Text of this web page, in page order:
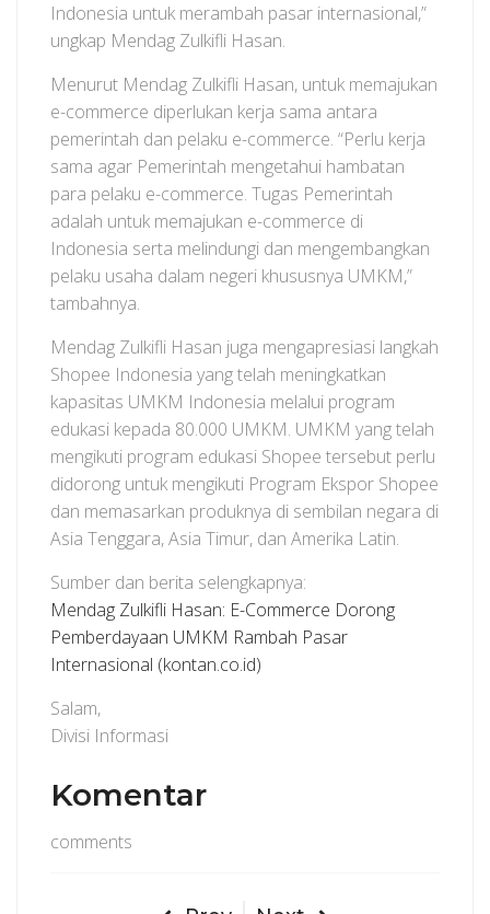
Indonesia untuk merambah pasar internasional,”
ungkap Mendag Zulkifli Hasan.
Menurut Mendag Zulkifli Hasan, untuk memajukan
e-commerce diperlukan kerja sama antara
pemerintah dan pelaku e-commerce. “Perlu kerja
sama agar Pemerintah mengetahui hambatan
para pelaku e-commerce. Tugas Pemerintah
adalah untuk memajukan e-commerce di
Indonesia serta melindungi dan mengembangkan
pelaku usaha dalam negeri khususnya UMKM,”
tambahnya.
Mendag Zulkifli Hasan juga mengapresiasi langkah
Shopee Indonesia yang telah meningkatkan
kapasitas UMKM Indonesia melalui program
edukasi kepada 80.000 UMKM. UMKM yang telah
mengikuti program edukasi Shopee tersebut perlu
didorong untuk mengikuti Program Ekspor Shopee
dan memasarkan produknya di sembilan negara di
Asia Tenggara, Asia Timur, dan Amerika Latin.
Sumber dan berita selengkapnya:
Mendag Zulkifli Hasan: E-Commerce Dorong
Pemberdayaan UMKM Rambah Pasar
Internasional (kontan.co.id)
Salam,
Divisi Informasi
Komentar
comments